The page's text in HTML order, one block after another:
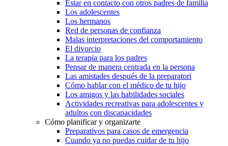
Estar en contacto con otros padres de familia
Los adolescentes
Los hermanos
Red de personas de confianza
Malas interpretaciones del comportamiento
El divorcio
La terapia para los padres
Pensar de manera centrada en la persona
Las amistades después de la preparatori
Cómo hablar con el médico de tu hijo
Los amigos y las habilidades sociales
Actividades recreativas para adolescentes y
adultos con discapacidades
Cómo planificar y organizarte
Preparativos para casos de emergencia
Cuando ya no puedas cuidar de tu hijo